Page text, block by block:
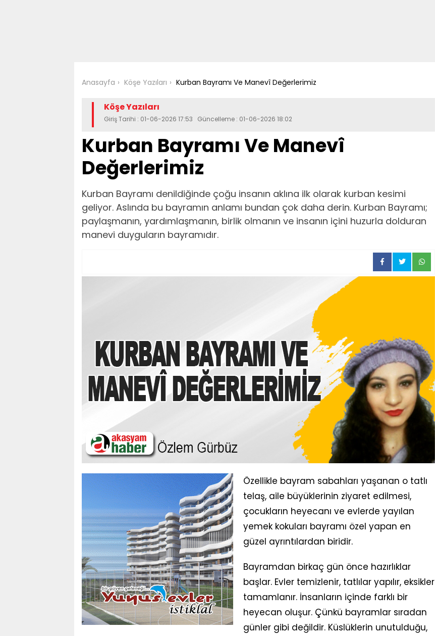
Anasayfa Köşe Yazıları Kurban Bayramı Ve Manevî Değerlerimiz
Köşe Yazıları
Giriş Tarihi : 01-06-2026 17:53 Güncelleme : 01-06-2026 18:02
Kurban Bayramı Ve Manevî
Değerlerimiz
Kurban Bayramı denildiğinde çoğu insanın aklına ilk olarak kurban kesimi
geliyor. Aslında bu bayramın anlamı bundan çok daha derin. Kurban Bayramı;
paylaşmanın, yardımlaşmanın, birlik olmanın ve insanın içini huzurla dolduran
manevi duyguların bayramıdır.
Özellikle bayram sabahları yaşanan o tatlı
telaş, aile büyüklerinin ziyaret edilmesi,
çocukların heyecanı ve evlerde yayılan
yemek kokuları bayramı özel yapan en
güzel ayrıntılardan biridir.
Bayramdan birkaç gün önce hazırlıklar
başlar. Evler temizlenir, tatlılar yapılır, eksikler
tamamlanır. İnsanların içinde farklı bir
heyecan oluşur. Çünkü bayramlar sıradan
günler gibi değildir. Küslüklerin unutulduğu,